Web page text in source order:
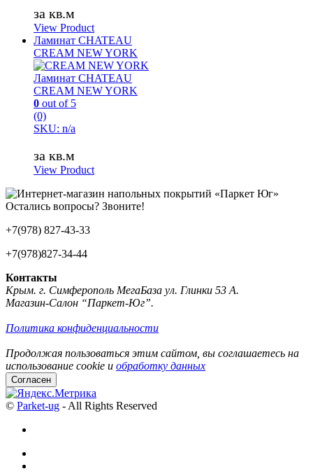
за кв.м
View Product
Ламинат CHATEAU
CREAM NEW YORK
Ламинат CHATEAU
CREAM NEW YORK
0 out of 5
(0)
SKU: n/a
за кв.м
View Product
Остались вопросы? Звоните!
+7(978) 827-43-33
+7(978)827-34-44
Контакты
Крым. г. Симферополь МегаБаза ул. Глинки 53 А.
Магазин-Салон “Паркет-Юг”.
Политика конфиденциальности
Продолжая пользоваться этим сайтом, вы соглашаетесь на
использование cookie и обработку данных
Согласен
© Parket-ug - All Rights Reserved